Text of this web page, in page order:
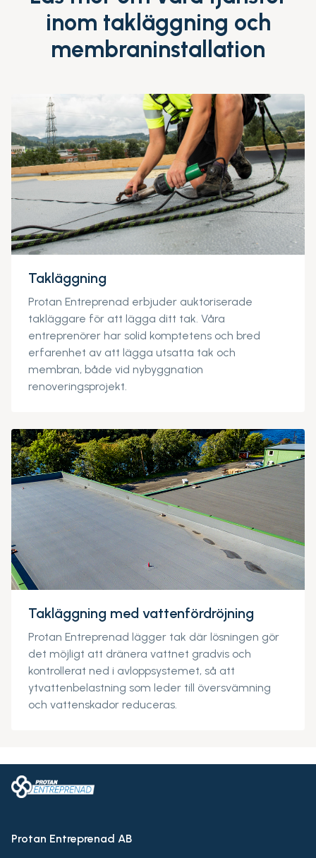
inom takläggning och
membraninstallation
Takläggning
Protan Entreprenad erbjuder auktoriserade
takläggare för att lägga ditt tak. Våra
entreprenörer har solid komptetens och bred
erfarenhet av att lägga utsatta tak och
membran, både vid nybyggnation
renoveringsprojekt.
Takläggning med vattenfördröjning
Protan Entreprenad lägger tak där lösningen gör
det möjligt att dränera vattnet gradvis och
kontrollerat ned i avloppsystemet, så att
ytvattenbelastning som leder till översvämning
och vattenskador reduceras.
Protan Entreprenad AB